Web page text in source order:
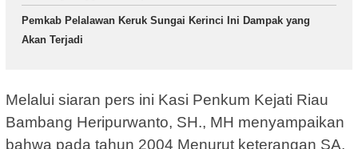
Pemkab Pelalawan Keruk Sungai Kerinci Ini Dampak yang
Akan Terjadi
Melalui siaran pers ini Kasi Penkum Kejati Riau
Bambang Heripurwanto, SH., MH menyampaikan
bahwa pada tahun 2004 Menurut keterangan SA,